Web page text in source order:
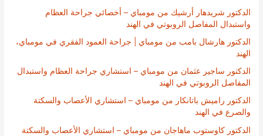
الدكتور شريدهار أرشيك من مومباي – أخصائي جراحة العظام
واستبدال المفاصل الروبوتي في الهند
الدكتور هارشال بامب من مومباي | جراحة العمود الفقري في مومباي،
الهند
الدكتور ساجير عثمان من مومباي – استشاري جراحة العظام واستبدال
المفاصل الروبوتي في الهند
الدكتور راميش باتانكار من مومباي – استشاري الأعصاب والسكتة
والصرع في الهند
الدكتور كاوستوب ماهاجان من مومباي – استشاري الأعصاب والسكتة